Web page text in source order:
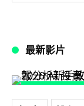
最新影片